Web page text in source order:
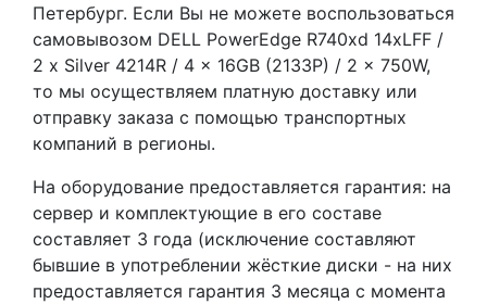
Петербург. Если Вы не можете воспользоваться
самовывозом DELL PowerEdge R740xd 14xLFF /
2 x Silver 4214R / 4 x 16GB (2133P) / 2 x 750W,
то мы осуществляем платную доставку или
отправку заказа с помощью транспортных
компаний в регионы.
На оборудование предоставляется гарантия: на
сервер и комплектующие в его составе
составляет 3 года (исключение составляют
бывшие в употреблении жёсткие диски - на них
предоставляется гарантия 3 месяца с момента